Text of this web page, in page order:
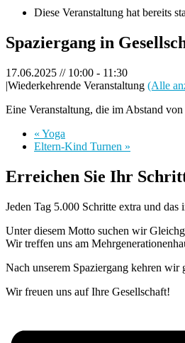
Diese Veranstaltung hat bereits
Spaziergang in
17.06.2025 // 10:00 - 11:30
|Wiederkehrende Veranstaltung (Alle
Eine Veranstaltung, die im Abstand
« Yoga
Eltern-Kind Turnen »
Erreichen Sie Ihr
Jeden Tag 5.000 Schritte extra und das
Unter diesem Motto suchen wir
Wir treffen uns am
Nach unserem Spaziergang kehren
Wir freuen uns auf Ihre Gesellschaft!